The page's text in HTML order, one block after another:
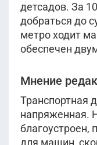
детсадов. За
добраться до
метро ходит
обеспечен
Мнение
Транспортная
напряженная.
благоустроен,
для машин,